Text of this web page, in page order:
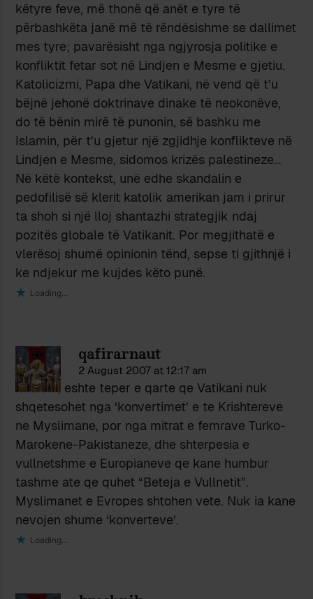
këtyre feve, më thonë që anët e tyre të
përbashkëta janë më të rëndësishme se dallimet
mes tyre; pavarësisht nga ngjyrosja politike e
konfliktit fetar sot në Lindjen e Mesme e gjetiu.
Katolicizmi, Papa dhe Vatikani, në vend që t’u
bëjnë jehonë doktrinave dinake të neokonëve,
do të bënin mirë të punonin, së bashku me
Islamin, për t’u gjetur një zgjidhje konflikteve në
Lindjen e Mesme, sidomos krizës palestineze…
Në këtë kontekst, unë edhe skandalin e
pedofilisë së klerit katolik amerikan jam i prirur
ta shoh si një lloj shantazhi strategjik ndaj
pozitës globale të Vatikanit. Por megjithatë e
vlerësoj shumë opinionin tënd, sepse ti gjithnjë i
ke ndjekur me kujdes këto punë.
Loading...
qafirarnaut
2 August 2007 at 12:17 am
Xhaxha, eshte teper e qarte qe Vatikani nuk
shqetesohet nga ‘konvertimet’ e te Krishtereve
ne Myslimane, por nga mitrat e femrave Turko-
Marokene-Pakistaneze, dhe shterpesia e
vullnetshme e Europianeve qe kane humbur
tashme ate qe quhet “Beteja e Vullnetit”.
Myslimanet e Evropes shtohen vete. Nuk ia kane
nevojen shume ‘konverteve’.
Loading...